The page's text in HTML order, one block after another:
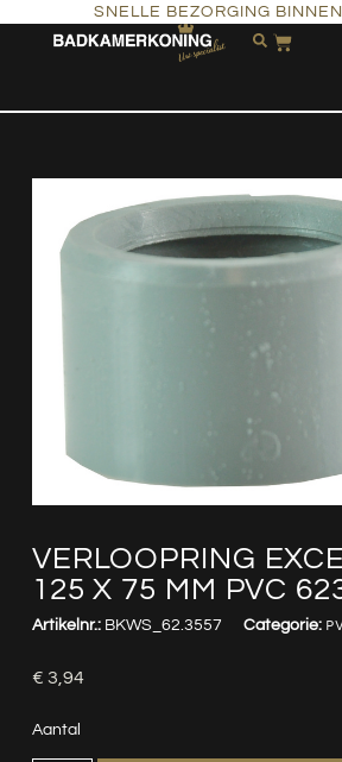
SNELLE BEZORGING
VERLOOPRING
125 X 75 MM PVC
Artikelnr.: BKWS_62.3557 Categorie:
€ 3,94
Aantal